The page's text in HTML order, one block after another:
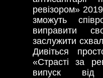
ревізором»
зможуть
виправити
заслужити
Дивіться
«Страсті за
випуск